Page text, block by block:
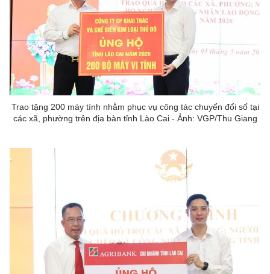
Trao tặng 200 máy tính nhằm phục vụ công tác chuyển đổi số tại
các xã, phường trên địa bàn tỉnh Lào Cai - Ảnh: VGP/Thu Giang